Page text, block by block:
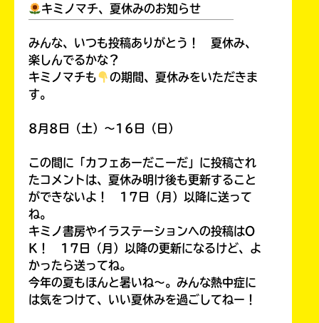
キミノマチ、夏休みのお知らせ
みんな、いつも投稿ありがとう！ 夏休み、
楽しんでるかな？
キミノマチも
の期間、夏休みをいただきま
す。
8月8日（土）～16日（日）
この間に「カフェあーだこーだ」に投稿され
たコメントは、夏休み明け後も更新すること
ができないよ！ 17日（月）以降に送って
ね。
キミノ書房やイラステーションへの投稿はO
K！ 17日（月）以降の更新になるけど、よ
かったら送ってね。
今年の夏もほんと暑いね～。みんな熱中症に
は気をつけて、いい夏休みを過ごしてねー！